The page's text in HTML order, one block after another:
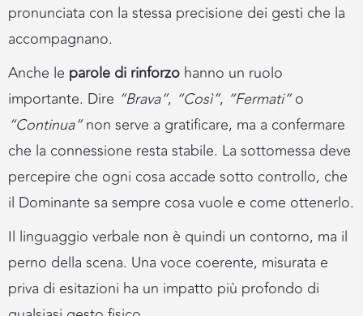
pronunciata con la stessa precisione dei gesti che la
accompagnano.
Anche le parole di rinforzo hanno un ruolo
importante. Dire “Brava”, “Così”, “Fermati”o
“Continua”non serve a gratificare, ma a confermare
che la connessione resta stabile. La sottomessa deve
percepire che ogni cosa accade sotto controllo, che
il Dominante sa sempre cosa vuole e come ottenerlo.
Il linguaggio verbale non è quindi un contorno, ma il
perno della scena. Una voce coerente, misurata e
priva di esitazioni ha un impatto più profondo di